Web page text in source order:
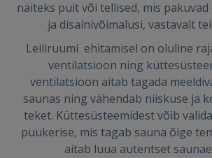
näiteks puit või tellised, mis
ja disainivõimalusi, vastavalt
Leiliruumi ehitamisel on oluline
ventilatsioon ning
ventilatsioon aitab tagada
saunas ning vähendab niiskuse ja
teket. Küttesüsteemidest võib
puukerise, mis tagab sauna õige
aitab luua autentset